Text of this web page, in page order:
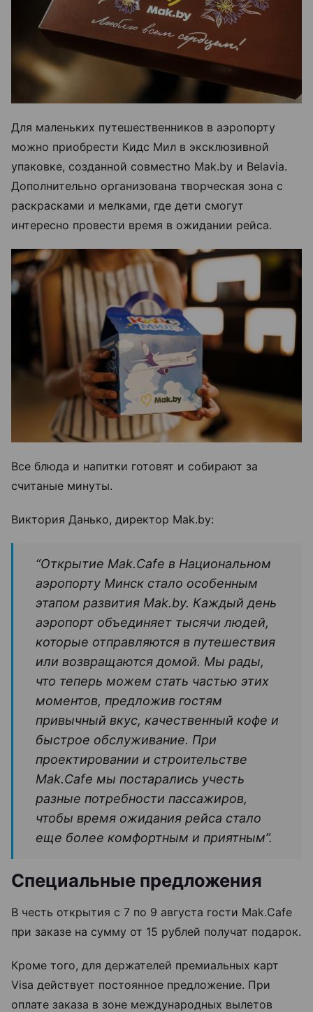
Для маленьких путешественников в аэропорту
можно приобрести Кидс Мил в эксклюзивной
упаковке, созданной совместно Mak.by и Belavia.
Дополнительно организована творческая зона с
раскрасками и мелками, где дети смогут
интересно провести время в ожидании рейса.
Все блюда и напитки готовят и собирают за
считаные минуты.
Виктория Данько, директор Mak.by:
“Открытие Mak.Cafe в Национальном
аэропорту Минск стало особенным
этапом развития Mak.by. Каждый день
аэропорт объединяет тысячи людей,
которые отправляются в путешествия
или возвращаются домой. Мы рады,
что теперь можем стать частью этих
моментов, предложив гостям
привычный вкус, качественный кофе и
быстрое обслуживание. При
проектировании и строительстве
Mak.Cafe мы постарались учесть
разные потребности пассажиров,
чтобы время ожидания рейса стало
еще более комфортным и приятным”.
Специальные предложения
В честь открытия с 7 по 9 августа гости Mak.Cafe
при заказе на сумму от 15 рублей получат подарок.
Кроме того, для держателей премиальных карт
Visa действует постоянное предложение. При
оплате заказа в зоне международных вылетов